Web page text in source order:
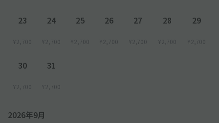
◆駐車後必ず出庫口にある管理室で「akippa予約完了メール」
車両ナンバーを登録されていない場合、駐車場のご利用ができな
※出庫口での混雑時は、一般のお客様と同様にお待ちいただく場
23
¥2,700
24
¥2,700
25
¥2,700
26
¥2,700
27
¥2,700
28
¥2,700
29
¥2,700
30
¥2,700
31
¥2,700
2026年9月